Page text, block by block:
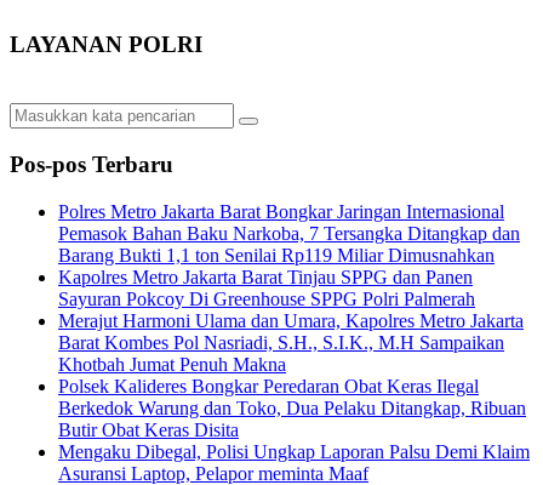
LAYANAN POLRI
Pos-pos Terbaru
Polres Metro Jakarta Barat Bongkar Jaringan Internasional
Pemasok Bahan Baku Narkoba, 7 Tersangka Ditangkap dan
Barang Bukti 1,1 ton Senilai Rp119 Miliar Dimusnahkan
Kapolres Metro Jakarta Barat Tinjau SPPG dan Panen
Sayuran Pokcoy Di Greenhouse SPPG Polri Palmerah
Merajut Harmoni Ulama dan Umara, Kapolres Metro Jakarta
Barat Kombes Pol Nasriadi, S.H., S.I.K., M.H Sampaikan
Khotbah Jumat Penuh Makna
Polsek Kalideres Bongkar Peredaran Obat Keras Ilegal
Berkedok Warung dan Toko, Dua Pelaku Ditangkap, Ribuan
Butir Obat Keras Disita
Mengaku Dibegal, Polisi Ungkap Laporan Palsu Demi Klaim
Asuransi Laptop, Pelapor meminta Maaf